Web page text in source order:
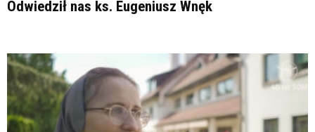
Odwiedził nas ks. Eugeniusz Wnęk